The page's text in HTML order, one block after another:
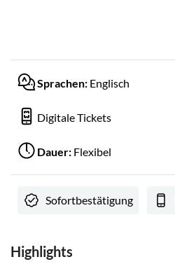
Sprachen: Englisch
Digitale Tickets
Dauer: Flexibel
Sofortbestätigung
Highlights